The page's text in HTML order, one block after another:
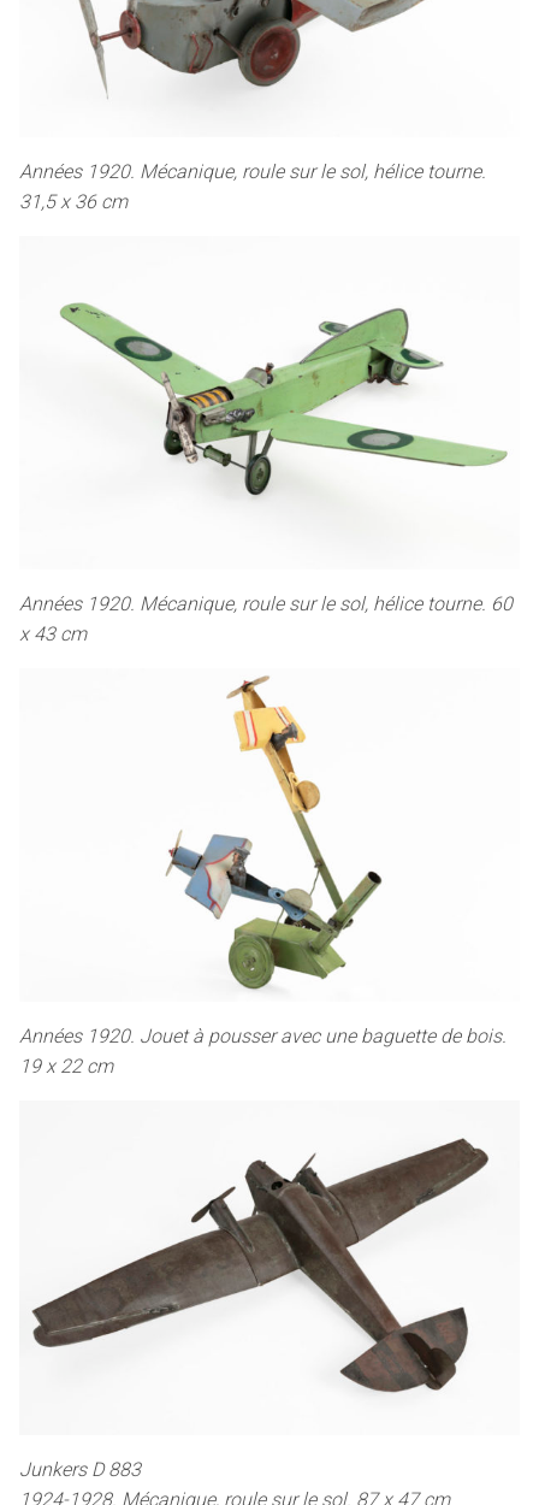
Années 1920. Mécanique, roule sur le sol, hélice tourne.
31,5 x 36 cm
Années 1920. Mécanique, roule sur le sol, hélice tourne. 60
x 43 cm
Années 1920. Jouet à pousser avec une baguette de bois.
19 x 22 cm
Junkers D 883
1924-1928. Mécanique, roule sur le sol. 87 x 47 cm